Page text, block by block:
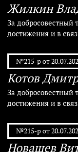
Жилкин
За добросовестный
достижения и в
№215-р от
Котов
За добросовестный
достижения и в
№215-р от
Новашев